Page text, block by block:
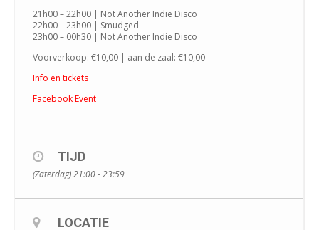
21h00 – 22h00 | Not Another Indie Disco
22h00 – 23h00 | Smudged
23h00 – 00h30 | Not Another Indie Disco
Voorverkoop: €10,00 | aan de zaal: €10,00
Info en tickets
Facebook Event
TIJD
(Zaterdag) 21:00 - 23:59
LOCATIE